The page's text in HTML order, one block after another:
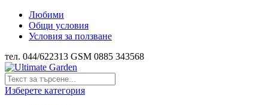
Любими
Общи условия
Условия за ползване
тел. 044/622313 GSM 0885 343568
Изберете категория